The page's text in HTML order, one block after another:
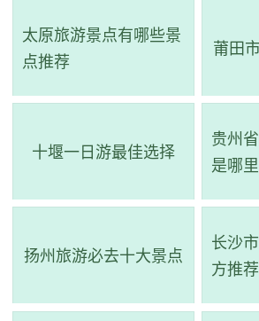
非常神奇。此外，石门口前还有一深丈
底，从关内往里，则能欣赏到壮丽绝壁
太原旅游景点有哪些景
点推荐
莆田
十堰一日游最佳选择
贵州
是哪里
扬州旅游必去十大景点
长沙
方推荐